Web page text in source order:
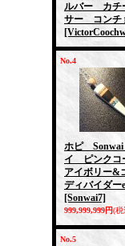
ルバー カチ
サー コンチ
No.4
ホピ
イ ピンクコ
アイボリー&
ディバイダ
[Sonwai7]
999,999,999円(税
No.5